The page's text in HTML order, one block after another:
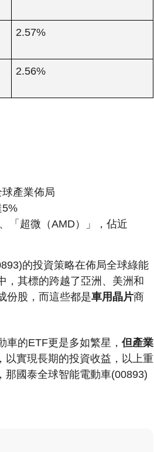
2.57%
2.56%
產業佈局
「超微（AMD）」，佔近
的投資策略在佈局全球綠能
，其標的跨越了亞洲、美洲和
份股，而這些都是車用晶片商
的ETF更是多如繁星， 但產業
以實現長期的投資收益，以上重
那國泰全球智能電動車(00893)